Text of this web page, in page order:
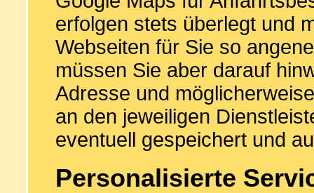
erfolgen stets überlegt und
Webseiten für Sie so
müssen Sie aber darauf
Adresse und
an den jeweiligen
eventuell gespeichert und
Personalisierte